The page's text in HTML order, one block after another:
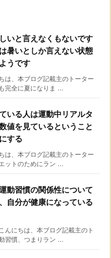
いと言えなくもないです
暑いとしか言えない状態
うです
は、本ブログ記載主のトーター
完全に夏になりま ...
いる人は運動中リアルタ
値を見ているということ
する
は、本ブログ記載主のトーター
ットのためにラン ...
動習慣の関係性について
自分が健康になっている
んにちは、本ブログ記載主のト
習慣、つまりラン ...